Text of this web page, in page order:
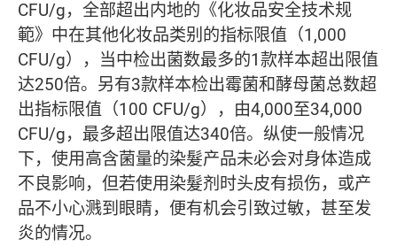
CFU/g，全部超出内地的《化妆品安全技术规
範》中在其他化妆品类别的指标限值（1,000
CFU/g），当中检出菌数最多的1款样本超出限值
达250倍。另有3款样本检出霉菌和酵母菌总数超
出指标限值（100 CFU/g），由4,000至34,000
CFU/g，最多超出限值达340倍。纵使一般情况
下，使用高含菌量的染髮产品未必会对身体造成
不良影响，但若使用染髮剂时头皮有损伤，或产
品不小心溅到眼睛，便有机会引致过敏，甚至发
炎的情况。